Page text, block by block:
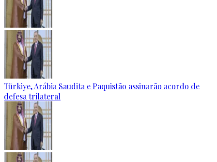
Türkiye, Arábia Saudita e Paquistão assinarão acordo de
defesa trilateral